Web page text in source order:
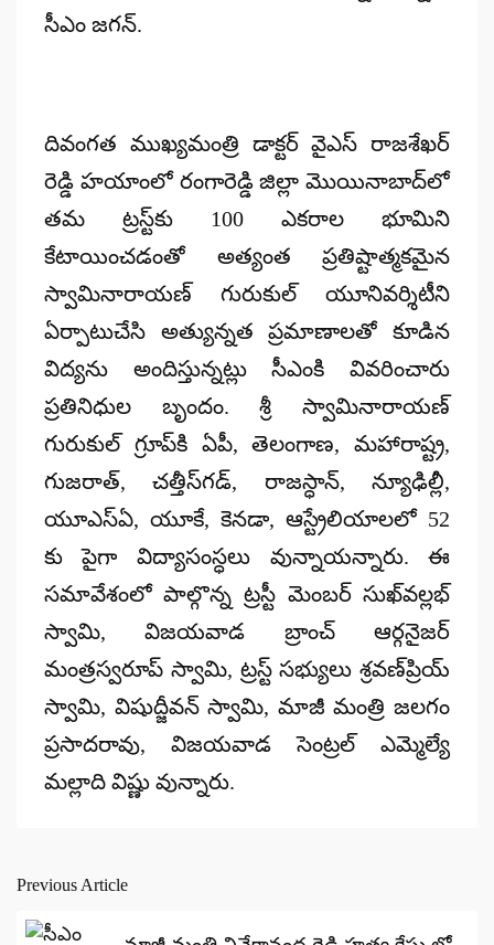
సీఎం జగన్.
దివంగత ముఖ్యమంత్రి డాక్టర్‌ వైఎస్‌ రాజశేఖర్‌
రెడ్డి హయాంలో రంగారెడ్డి జిల్లా మొయినాబాద్‌లో
తమ ట్రస్ట్‌కు 100 ఎకరాల భూమిని
కేటాయించడంతో అత్యంత ప్రతిష్టాత్మకమైన
స్వామినారాయణ్‌ గురుకుల్‌ యూనివర్శిటీని
ఏర్పాటుచేసి అత్యున్నత ప్రమాణాలతో కూడిన
విద్యను అందిస్తున్నట్లు సీఎంకి వివరించారు
ప్రతినిధుల బృందం. శ్రీ స్వామినారాయణ్‌
గురుకుల్‌ గ్రూప్‌కి ఏపీ, తెలంగాణ, మహారాష్ట్ర,
గుజరాత్, చత్తీస్‌గడ్, రాజస్ధాన్, న్యూఢిల్లీ,
యూఎస్‌ఏ, యూకే, కెనడా, ఆస్ట్రేలియాలలో 52
కు పైగా విద్యాసంస్ధలు వున్నాయన్నారు. ఈ
సమావేశంలో పాల్గొన్న ట్రస్టీ మెంబర్‌ సుఖ్‌వల్లభ్‌
స్వామి, విజయవాడ బ్రాంచ్‌ ఆర్గనైజర్‌
మంత్రస్వరూప్‌ స్వామి, ట్రస్ట్‌ సభ్యులు శ్రవణ్‌ప్రియ్‌
స్వామి, విషుద్జీవన్‌ స్వామి, మాజీ మంత్రి జలగం
ప్రసాదరావు, విజయవాడ సెంట్రల్‌ ఎమ్మెల్యే
మల్లాది విష్ణు వున్నారు.
Post
navigation
Previous Article